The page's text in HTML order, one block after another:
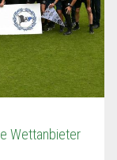
Wettanbieter